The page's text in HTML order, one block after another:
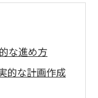
な進め方
的な計画作成